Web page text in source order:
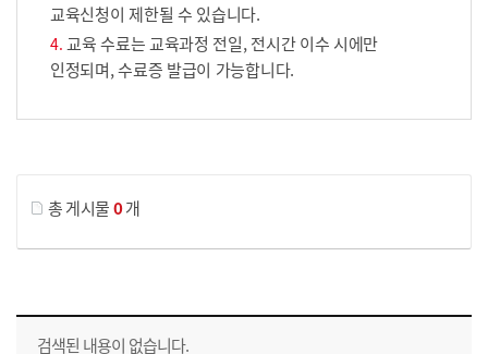
교육신청이 제한될 수 있습니다.
교육 수료는 교육과정 전일, 전시간 이수 시에만
인정되며, 수료증 발급이 가능합니다.
총 게시물0개
교육신청 목록을 나타낸 표로 회차, 지역, 접수기간, 교육기간, 교육장소, 신청인원/모집인원, 상태로 나뉘어 설명합니다.
검색된 내용이 없습니다.